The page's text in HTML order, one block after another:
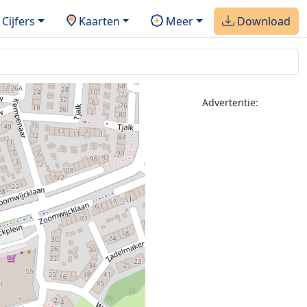
Cijfers Kaarten Meer Download
Advertentie: